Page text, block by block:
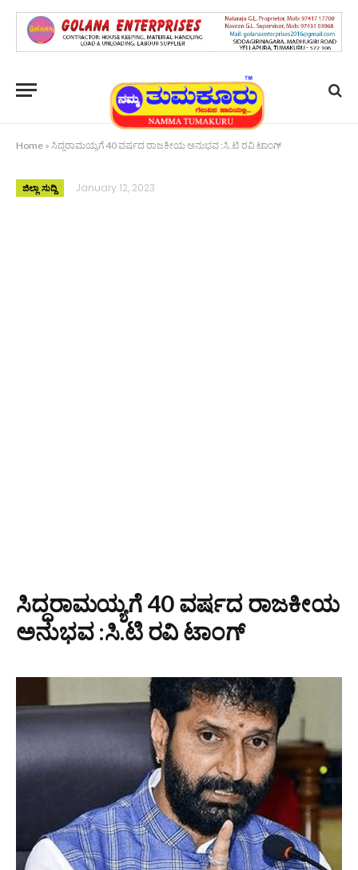
Home » ಸಿದ್ಧರಾಮಯ್ಯಗೆ 40 ವರ್ಷದ ರಾಜಕೀಯ ಅನುಭವ :ಸಿ.ಟಿ ರವಿ ಟಾಂಗ್
ಜಿಲ್ಲಾ ಸುದ್ದಿ January 12, 2023
ಸಿದ್ಧರಾಮಯ್ಯಗೆ 40 ವರ್ಷದ ರಾಜಕೀಯ
ಅನುಭವ :ಸಿ.ಟಿ ರವಿ ಟಾಂಗ್